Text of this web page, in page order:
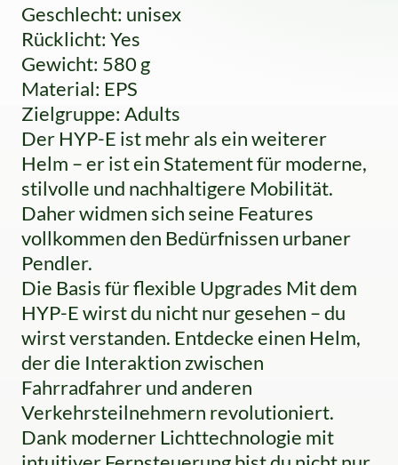
Geschlecht: unisex
Rücklicht: Yes
Gewicht: 580 g
Material: EPS
Zielgruppe: Adults
Der HYP-E ist mehr als ein weiterer
Helm – er ist ein Statement für moderne,
stilvolle und nachhaltigere Mobilität.
Daher widmen sich seine Features
vollkommen den Bedürfnissen urbaner
Pendler.
Die Basis für flexible Upgrades Mit dem
HYP-E wirst du nicht nur gesehen – du
wirst verstanden. Entdecke einen Helm,
der die Interaktion zwischen
Fahrradfahrer und anderen
Verkehrsteilnehmern revolutioniert.
Dank moderner Lichttechnologie mit